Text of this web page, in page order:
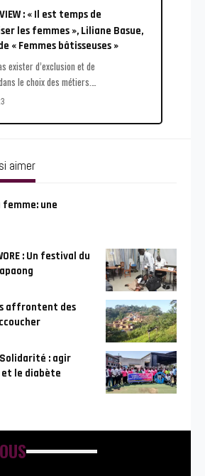
: « Il est temps de
les femmes », Liliane Basue,
« Femmes bâtisseuses »
exister d’exclusion et de
le choix des métiers.…
aimer
femme: une
: Un festival du
affrontent des
: agir
et le diabète